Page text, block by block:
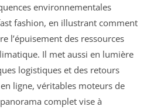
environnementales
fashion, en illustrant comment
l’épuisement des ressources
Il met aussi en lumière
logistiques et des retours
ligne, véritables moteurs de
complet vise à